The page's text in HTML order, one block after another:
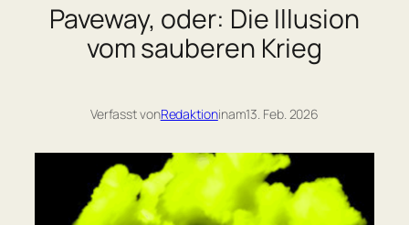
Paveway, oder: Die Illusion
vom sauberen Krieg
Verfasst vonRedaktioninam13. Feb. 2026